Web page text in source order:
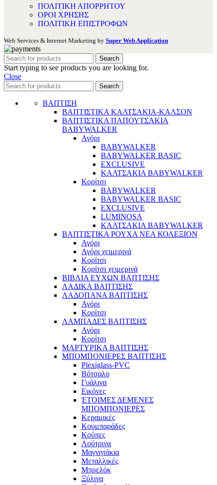
ΠΟΛΙΤΙΚΗ ΑΠΟΡΡΗΤΟΥ
ΟΡΟΙ ΧΡΗΣΗΣ
ΠΟΛΙΤΙΚΗ ΕΠΙΣΤΡΟΦΩΝ
Web Services & Internet Marketing by Super Web Application
Search
Start typing to see products you are looking for.
Close
Search
ΒΑΠΤΙΣΗ
ΒΑΠΤΙΣΤΙΚΑ ΚΑΛΤΣΑΚΙΑ-ΚΑΛΣΟΝ
ΒΑΠΤΙΣΤΙΚΑ ΠΑΠΟΥΤΣΑΚΙΑ
BABYWALKER
Αγόρι
BABYWALKER
BABYWALKER BASIC
EXCLUSIVE
ΚΑΛΤΣΑΚΙΑ BABYWALKER
Κορίτσι
BABYWALKER
BABYWALKER BASIC
EXCLUSIVE
LUMINOSA
ΚΑΛΤΣΑΚΙΑ BABYWALKER
ΒΑΠΤΙΣΤΙΚΑ ΡΟΥΧΑ ΝΕΑ ΚΟΛΕΞΙΟΝ
Αγόρι
Αγόρι χειμερινά
Κορίτσι
Κορίτσι χειμερινά
ΒΙΒΛΙΑ ΕΥΧΩΝ ΒΑΠΤΙΣΗΣ
ΛΑΔΙΚΑ ΒΑΠΤΙΣΗΣ
ΛΑΔΟΠΑΝΑ ΒΑΠΤΙΣΗΣ
Αγόρι
Κορίτσι
ΛΑΜΠΑΔΕΣ ΒΑΠΤΙΣΗΣ
Αγόρι
Κορίτσι
ΜΑΡΤΥΡΙΚΑ ΒΑΠΤΙΣΗΣ
ΜΠΟΜΠΟΝΙΕΡΕΣ ΒΑΠΤΙΣΗΣ
Plexiglass-PVC
Βότσαλο
Γυάλινα
Εικόνες
ΈΤΟΙΜΕΣ ΔΕΜΕΝΕΣ
ΜΠΟΜΠΟΝΙΕΡΕΣ
Κεραμικές
Κουμπαράδες
Κούπες
Λούτρινα
Μαγνητάκια
Μεταλλικές
Μπρελόκ
Ξύλινα